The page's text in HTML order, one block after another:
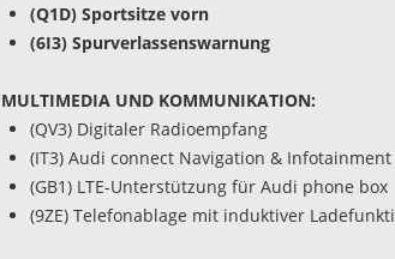
(Q1D) Sportsitze vorn
(6I3) Spurverlassenswarnung
MULTIMEDIA UND KOMMUNIKATION:
(QV3) Digitaler Radioempfang
(IT3) Audi connect Navigation & Infotainment
(GB1) LTE-Unterstützung für Audi phone box
(9ZE) Telefonablage mit induktiver